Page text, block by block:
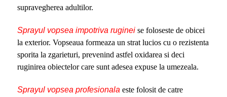
supravegherea adultilor.
Sprayul vopsea impotriva ruginei se foloseste de obicei
la exterior. Vopseaua formeaza un strat lucios cu o rezistenta
sporita la zgarieturi, prevenind astfel oxidarea si deci
ruginirea obiectelor care sunt adesea expuse la umezeala.
Sprayul vopsea profesionala este folosit de catre